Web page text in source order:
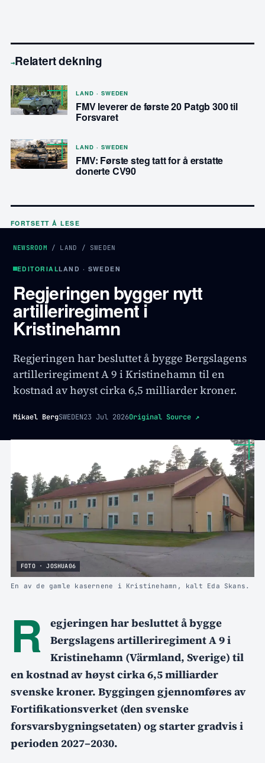
→Relatert dekning
LAND · SWEDEN
FMV leverer de første 20 Patgb 300 til
Forsvaret
LAND · SWEDEN
FMV: Første steg tatt for å erstatte
donerte CV90
FORTSETT Å LESE
NEWSROOM / LAND / SWEDEN
EDITORIALLAND · SWEDEN
Regjeringen bygger nytt
artilleriregiment i
Kristinehamn
Regjeringen har besluttet å bygge Bergslagens
artilleriregiment A 9 i Kristinehamn til en
kostnad av høyst cirka 6,5 milliarder kroner.
Mikael BergSWEDEN23 Jul 2026Original Source ↗
FOTO · JOSHUA06
En av de gamle kasernene i Kristinehamn, kalt Eda Skans.
R
egjeringen har besluttet å bygge
Bergslagens artilleriregiment A 9 i
Kristinehamn (Värmland, Sverige) til
en kostnad av høyst cirka 6,5 milliarder
svenske kroner. Byggingen gjennomføres av
Fortifikationsverket (den svenske
forsvarsbygningsetaten) og starter gradvis i
perioden 2027–2030.